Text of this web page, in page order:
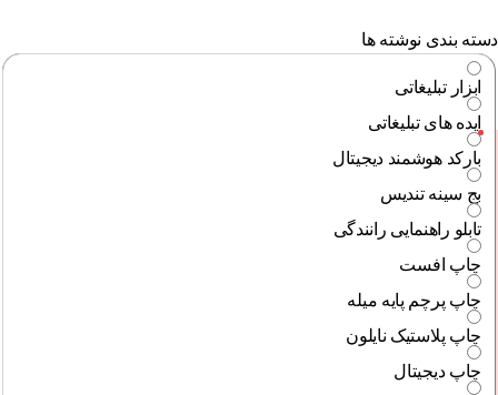
بندی نوشته ها
ابزار تبلیغاتی
ایده های تبلیغاتی
بارکد هوشمند دیجیتال
بج سینه تندیس
تابلو راهنمایی رانندگی
چاپ افست
چاپ پرچم پایه میله
چاپ پلاستیک نایلون
چاپ دیجیتال